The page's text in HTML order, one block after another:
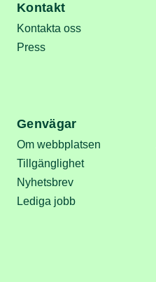
Kontakt
Kontakta oss
Press
Genvägar
Om webbplatsen
Tillgänglighet
Nyhetsbrev
Lediga jobb